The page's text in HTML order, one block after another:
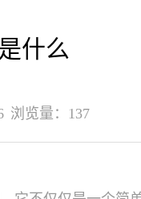
什么
浏览量：137